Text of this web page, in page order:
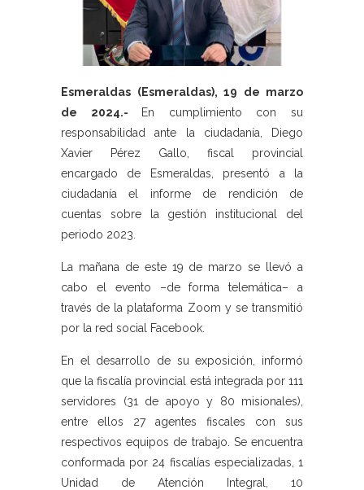
Esmeraldas (Esmeraldas), 19 de marzo
de 2024.-
En cumplimiento con su
responsabilidad ante la ciudadanía, Diego
Xavier Pérez Gallo, fiscal provincial
encargado de Esmeraldas, presentó a la
ciudadanía el informe de rendición de
cuentas sobre la gestión institucional del
periodo 2023.
La mañana de este 19 de marzo se llevó a
cabo el evento –de forma telemática– a
través de la plataforma Zoom y se transmitió
por la red social Facebook.
En el desarrollo de su exposición, informó
que la fiscalía provincial está integrada por 111
servidores (31 de apoyo y 80 misionales),
entre ellos 27 agentes fiscales con sus
respectivos equipos de trabajo. Se encuentra
conformada por 24 fiscalías especializadas, 1
Unidad de Atención Integral, 10